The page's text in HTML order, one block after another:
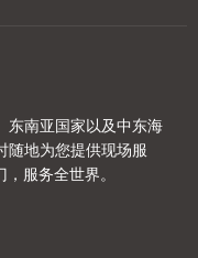
东南亚国家以及中东海
随地为您提供现场服
服务全世界。